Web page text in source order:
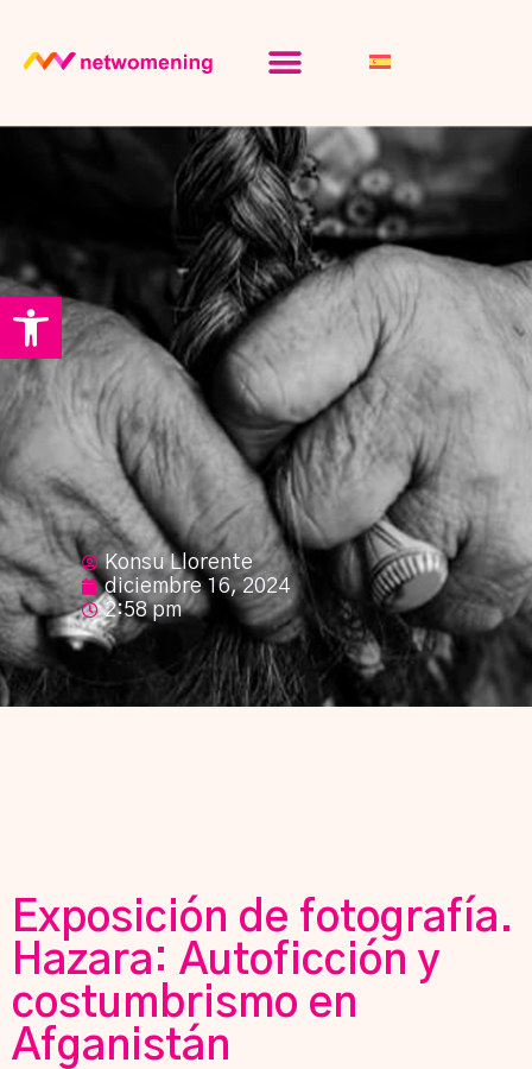
Abrir barra de herramientas
Konsu Llorente
diciembre 16, 2024
2:58 pm
Exposición de fotografía.
Hazara: Autoficción y
costumbrismo en
Afganistán